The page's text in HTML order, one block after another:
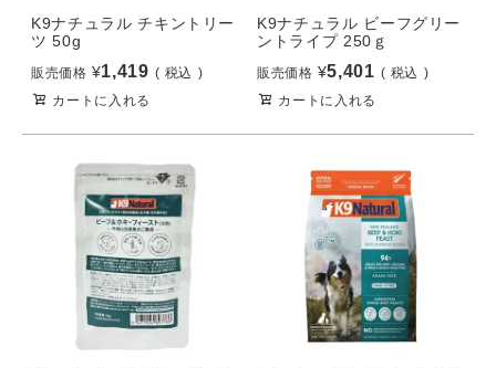
K9ナチュラル チキントリー
ツ 50g
販売価格 ¥1,419
税込
カートに入れる
K9ナチュラル ビーフグリー
ントライプ 250ｇ
販売価格 ¥5,401
税込
カートに入れる